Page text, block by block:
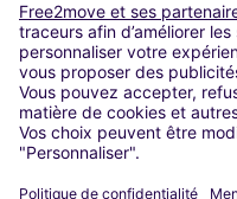
Madrid
Washington DC
Milan
Rome
Turin
Vienne
Berlin
Düsseldorf